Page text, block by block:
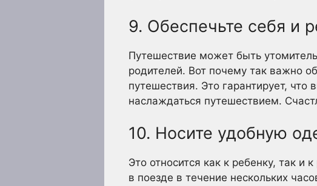
9. Обеспечьте себя и
Путешествие может быть
родителей. Вот почему так важно
путешествия. Это гарантирует,
наслаждаться путешествием.
10. Носите удобную
Это относится как к ребенку, так
в поезде в течение нескольких